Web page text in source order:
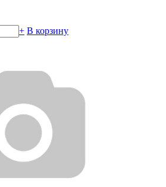
+ В корзину